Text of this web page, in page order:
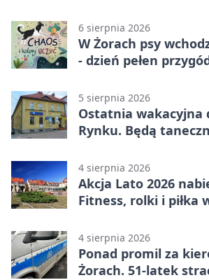
6 sierpnia 2026
W Żorach psy
- dzień pełen
5 sierpnia 2026
Ostatnia wakacyjna
Rynku. Będą
4 sierpnia 2026
Akcja Lato 2026
Fitness, rolki i piłka
4 sierpnia 2026
Ponad promil za
Żorach. 51-latek